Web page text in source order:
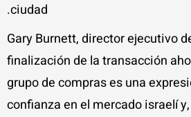
ciudad.
Gary Burnett, director ejecutivo
finalización de la transacción
grupo de compras es una
confianza en el mercado israelí